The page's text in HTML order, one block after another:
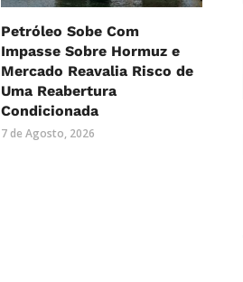
Petróleo Sobe Com
Impasse Sobre Hormuz e
Mercado Reavalia Risco de
Uma Reabertura
Condicionada
7 de Agosto, 2026